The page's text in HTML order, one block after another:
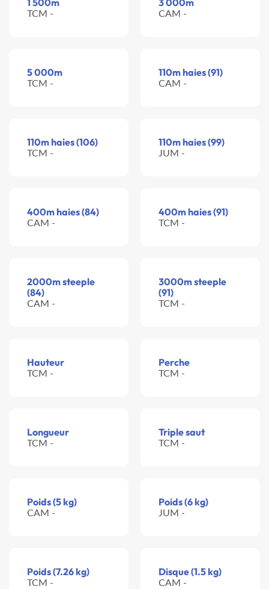
1 500m
TCM -
3 000m
CAM -
5 000m
TCM -
110m haies (91)
CAM -
110m haies (106)
TCM -
110m haies (99)
JUM -
400m haies (84)
CAM -
400m haies (91)
TCM -
2000m steeple
(84)
CAM -
3000m steeple
(91)
TCM -
Hauteur
TCM -
Perche
TCM -
Longueur
TCM -
Triple saut
TCM -
Poids (5 kg)
CAM -
Poids (6 kg)
JUM -
Poids (7.26 kg)
TCM -
Disque (1.5 kg)
CAM -